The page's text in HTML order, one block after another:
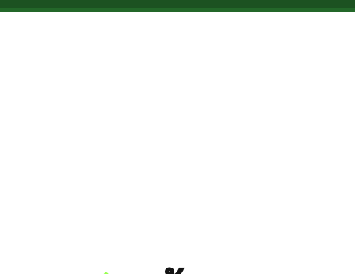
Skip to main content